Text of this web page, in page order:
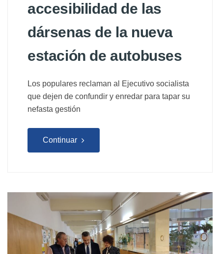
accesibilidad de las
dársenas de la nueva
estación de autobuses
Los populares reclaman al Ejecutivo socialista
que dejen de confundir y enredar para tapar su
nefasta gestión
Continuar